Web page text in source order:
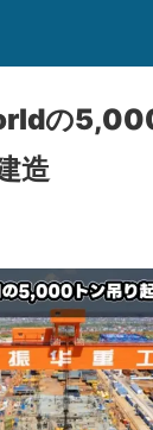
の
造